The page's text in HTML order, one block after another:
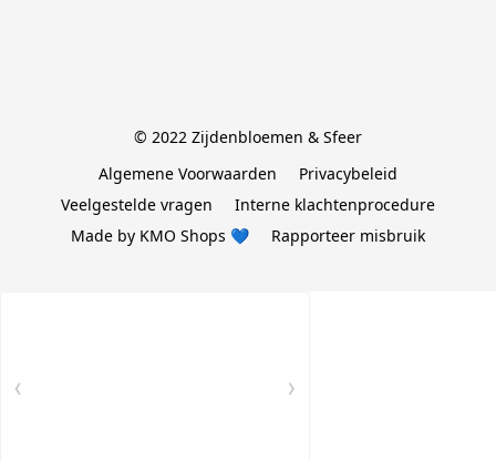
© 2022 Zijdenbloemen & Sfeer
Algemene Voorwaarden
Privacybeleid
Veelgestelde vragen
Interne klachtenprocedure
Made by KMO Shops 💙
Rapporteer misbruik